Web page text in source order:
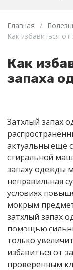
Главная /
Как избавиться
Как
запаха
Затхлый запах
актуальны ещё
стиральной
запаху одежды
неправильная
условиях
мокрым
затхлый запах
помощью
только
избавиться от
проверенным